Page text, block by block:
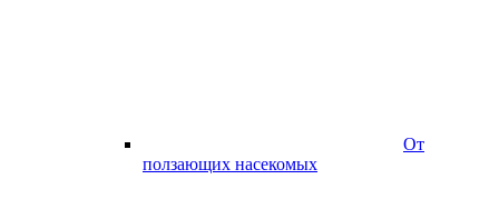
От
ползающих насекомых